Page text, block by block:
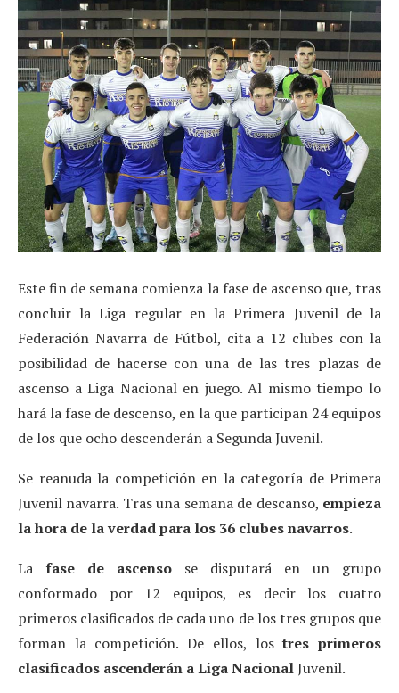
Este fin de semana comienza la fase de ascenso que, tras
concluir la Liga regular en la Primera Juvenil de la
Federación Navarra de Fútbol, cita a 12 clubes con la
posibilidad de hacerse con una de las tres plazas de
ascenso a Liga Nacional en juego. Al mismo tiempo lo
hará la fase de descenso, en la que participan 24 equipos
de los que ocho descenderán a Segunda Juvenil.
Se reanuda la competición en la categoría de Primera
Juvenil navarra. Tras una semana de descanso, empieza
la hora de la verdad para los 36 clubes navarros.
La fase de ascenso se disputará en un grupo
conformado por 12 equipos, es decir los cuatro
primeros clasificados de cada uno de los tres grupos que
forman la competición. De ellos, lostres primeros
clasificados ascenderán a Liga NacionalJuvenil.